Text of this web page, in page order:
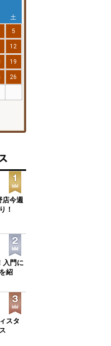
土
5
12
19
26
店今週
！
入門に
紹
スタ